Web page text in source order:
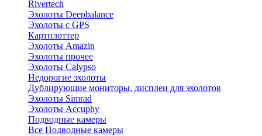
Rivertech
Эхолоты Deepbalance
Эхолоты с GPS
Картплоттер
Эхолоты Amazin
Эхолоты прочее
Эхолоты Calypso
Недорогие эхолоты
Дублирующие мониторы, дисплеи для эхолотов
Эхолоты Simrad
Эхолоты Accuphy
Подводные камеры
Все Подводные камеры